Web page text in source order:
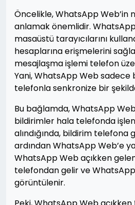
Öncelikle, WhatsApp Web’in
anlamak önemlidir. WhatsApp
masaüstü tarayıcılarını
hesaplarına erişmelerini
mesajlaşma işlemi telefon
Yani, WhatsApp Web sadece
telefonla senkronize bir
Bu bağlamda, WhatsApp
bildirimler hala telefonda
alındığında, bildirim telefona
ardından WhatsApp Web’e
WhatsApp Web açıkken
telefondan gelir ve WhatsApp
görüntülenir.